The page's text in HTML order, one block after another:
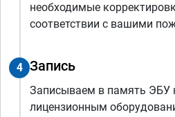
необходимые
соответствии с вашими
4 Запись
Записываем в память
лицензионным